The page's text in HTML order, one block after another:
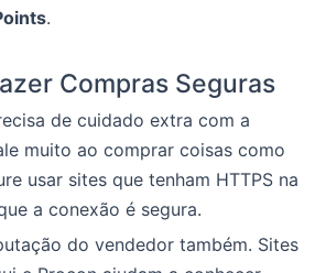
.
Compras Seguras
de cuidado extra com a
muito ao comprar coisas como
usar sites que tenham HTTPS na
a conexão é segura.
do vendedor também. Sites